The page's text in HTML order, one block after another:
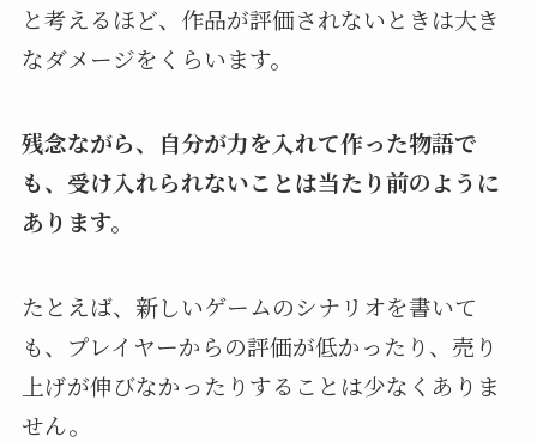
と考えるほど、作品が評価されないときは大き
なダメージをくらいます。
残念ながら、自分が力を入れて作った物語で
も、受け入れられないことは当たり前のように
あります。
たとえば、新しいゲームのシナリオを書いて
も、プレイヤーからの評価が低かったり、売り
上げが伸びなかったりすることは少なくありま
せん。